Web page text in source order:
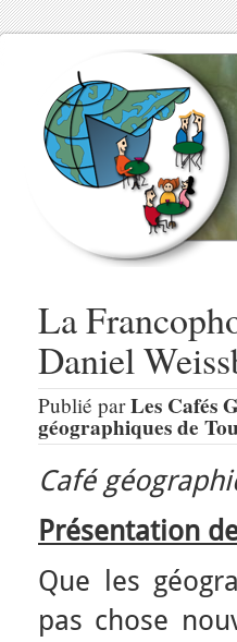
La
Daniel
Publié parLes Cafés
géographiques de
Café
Présentation
Que les
pas chose